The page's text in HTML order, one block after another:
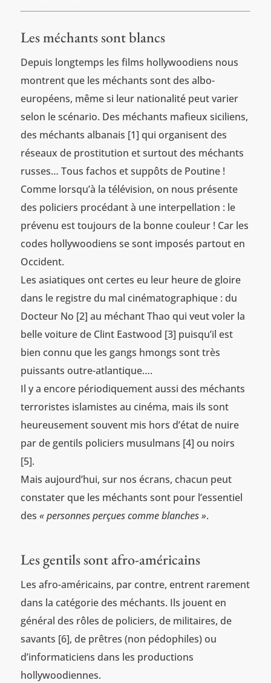
Les méchants sont blancs
Depuis longtemps les films hollywoodiens nous
montrent que les méchants sont des albo-
européens, même si leur nationalité peut varier
selon le scénario. Des méchants mafieux siciliens,
des méchants albanais [1] qui organisent des
réseaux de prostitution et surtout des méchants
russes… Tous fachos et suppôts de Poutine !
Comme lorsqu’à la télévision, on nous présente
des policiers procédant à une interpellation : le
prévenu est toujours de la bonne couleur ! Car les
codes hollywoodiens se sont imposés partout en
Occident.
Les asiatiques ont certes eu leur heure de gloire
dans le registre du mal cinématographique : du
Docteur No [2] au méchant Thao qui veut voler la
belle voiture de Clint Eastwood [3] puisqu’il est
bien connu que les gangs hmongs sont très
puissants outre-atlantique….
Il y a encore périodiquement aussi des méchants
terroristes islamistes au cinéma, mais ils sont
heureusement souvent mis hors d’état de nuire
par de gentils policiers musulmans [4] ou noirs
[5].
Mais aujourd’hui, sur nos écrans, chacun peut
constater que les méchants sont pour l’essentiel
des « personnes perçues comme blanches ».
Les gentils sont afro-américains
Les afro-américains, par contre, entrent rarement
dans la catégorie des méchants. Ils jouent en
général des rôles de policiers, de militaires, de
savants [6], de prêtres (non pédophiles) ou
d’informaticiens dans les productions
hollywoodiennes.